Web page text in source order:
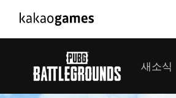
PC/모바일게임
도깨비의세계
새소식